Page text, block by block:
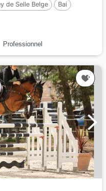
de Selle Belge
Bai
Professionnel